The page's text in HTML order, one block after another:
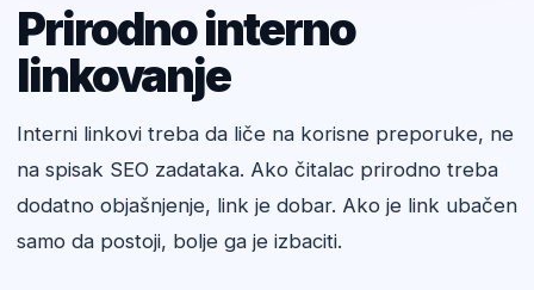
Prirodno interno
linkovanje
Interni linkovi treba da liče na korisne preporuke, ne
na spisak SEO zadataka. Ako čitalac prirodno treba
dodatno objašnjenje, link je dobar. Ako je link ubačen
samo da postoji, bolje ga je izbaciti.